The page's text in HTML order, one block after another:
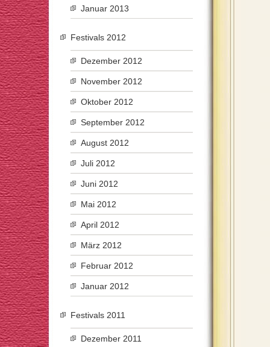
Januar 2013
Festivals 2012
Dezember 2012
November 2012
Oktober 2012
September 2012
August 2012
Juli 2012
Juni 2012
Mai 2012
April 2012
März 2012
Februar 2012
Januar 2012
Festivals 2011
Dezember 2011